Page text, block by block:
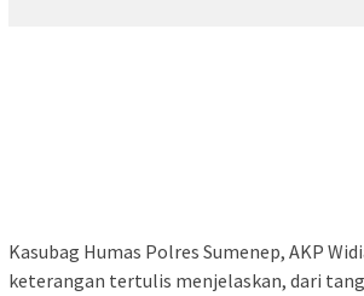
Kasubag Humas Polres Sumenep, AKP
keterangan tertulis menjelaskan, dari